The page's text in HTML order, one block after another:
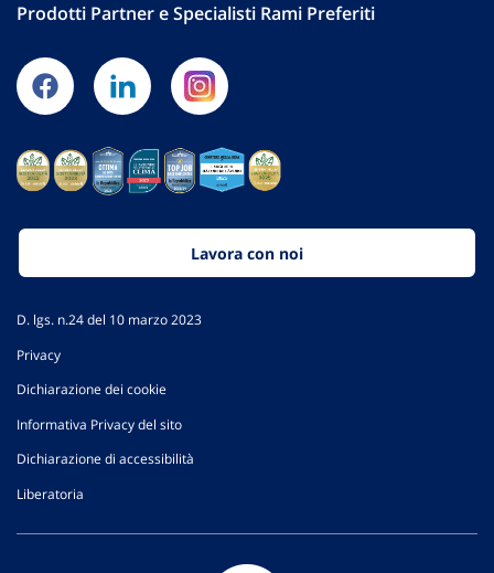
Prodotti Partner e Specialisti Rami Preferiti
Lavora con noi
D. lgs. n.24 del 10 marzo 2023
Privacy
Dichiarazione dei cookie
Informativa Privacy del sito
Dichiarazione di accessibilità
Liberatoria